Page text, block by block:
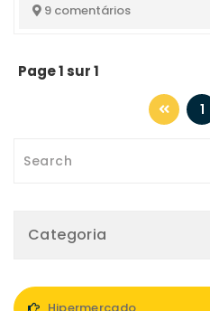
9 comentários
Page 1 sur 1
1
Categoria